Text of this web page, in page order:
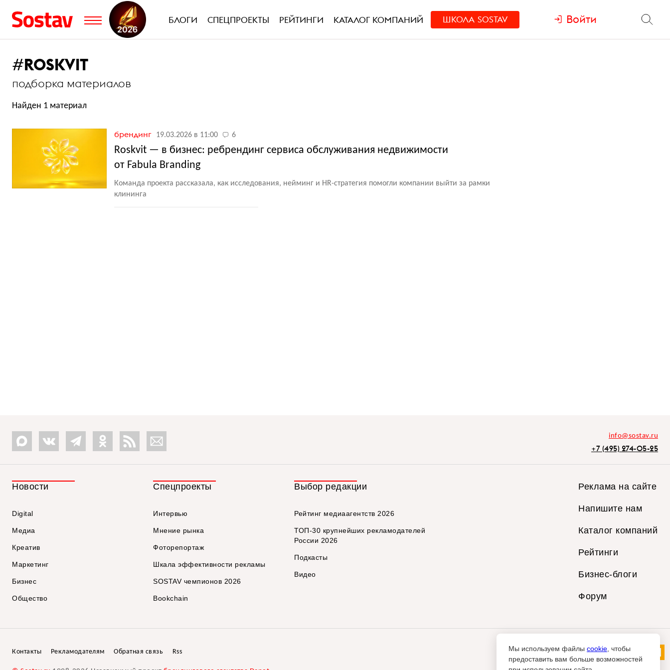
БЛОГИ СПЕЦПРОЕКТЫ РЕЙТИНГИ КАТАЛОГ КОМПАНИЙ ШКОЛА SOSTAV Войти
#ROSKVIT
подборка материалов
Найден 1 материал
брендинг 19.03.2026 в 11:00 6
Roskvit — в бизнес: ребрендинг сервиса обслуживания недвижимости
от Fabula Branding
Команда проекта рассказала, как исследования, нейминг и HR-стратегия помогли компании выйти за рамки
клининга
info@sostav.ru
+7 (495) 274-05-25
Новости
Digital
Медиа
Креатив
Маркетинг
Бизнес
Общество
Спецпроекты
Интервью
Мнение рынка
Фоторепортаж
Шкала эффективности рекламы
SOSTAV чемпионов 2026
Bookchain
Выбор редакции
Рейтинг медиаагентств 2026
ТОП-30 крупнейших рекламодателей
России 2026
Подкасты
Видео
Реклама на сайте
Напишите нам
Каталог компаний
Рейтинги
Бизнес-блоги
Форум
Контакты Рекламодателям Обратная связь Rss Мы используем файлы cookie , чтобы
предоставить вам больше возможностей